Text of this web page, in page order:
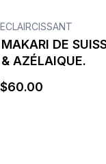
ECLAIRCISSANT
MAKARI DE
& AZÉLAIQUE.
$60.00